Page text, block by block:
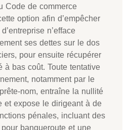
Code de commerce
option afin d’empêcher
n’efface
ses dettes sur le dos
pour ensuite récupérer
à bas coût. Toute tentative
notamment par le
nom, entraîne la nullité
et expose le dirigeant à de
pénales, incluant des
banqueroute et une